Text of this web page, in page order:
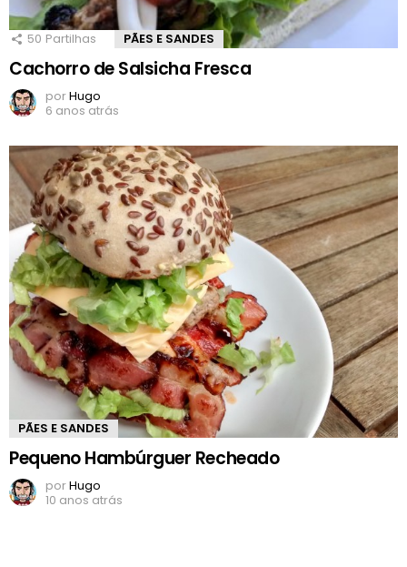
50 Partilhas PÃES E SANDES
Cachorro de Salsicha Fresca
porHugo
6 anos atrás
PÃES E SANDES
Pequeno Hambúrguer Recheado
porHugo
10 anos atrás